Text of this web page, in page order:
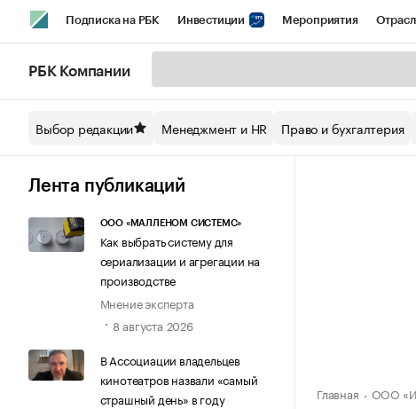
Подписка на РБК Инвестиции Мероприятия
Спецпроекты СПб Конференции СПб Спецпроекты
Технологии и медиа
РБК Компании
Выбор редакции Менеджмент и HR Право и бухгалтерия
Лента публикаций
ООО «МАЛЛЕНОМ СИСТЕМС»
Как выбрать систему для
сериализации и агрегации на
производстве
Мнение эксперта
8 августа 2026
В Ассоциации владельцев
кинотеатров назвали «самый
страшный день» в году
Главная ООО